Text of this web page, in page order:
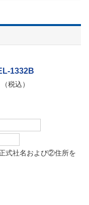
1332B
（税込）
式社名および②住所を